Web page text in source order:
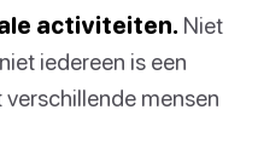
activiteiten. Niet
iedereen is een
mensen